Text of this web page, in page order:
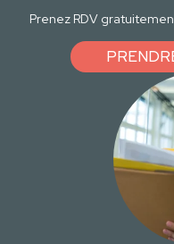
Prenez RDV